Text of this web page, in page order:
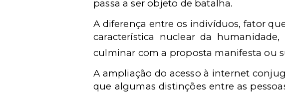
passa a ser objeto de batalha.
A diferença entre os indivíduos, fator
característica nuclear da
culminar com a proposta manifesta ou
A ampliação do acesso à internet
que algumas distinções entre as